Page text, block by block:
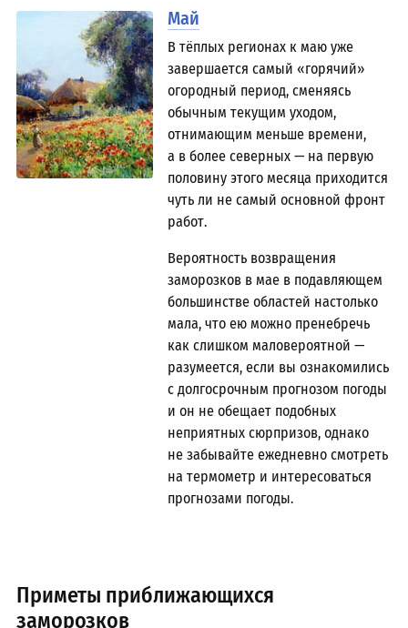
Май
В тёплых регионах к маю уже
завершается самый «горячий»
огородный период, сменяясь
обычным текущим уходом,
отнимающим меньше времени,
а в более северных — на первую
половину этого месяца приходится
чуть ли не самый основной фронт
работ.
Вероятность возвращения
заморозков в мае в подавляющем
большинстве областей настолько
мала, что ею можно пренебречь
как слишком маловероятной —
разумеется, если вы ознакомились
с долгосрочным прогнозом погоды
и он не обещает подобных
неприятных сюрпризов, однако
не забывайте ежедневно смотреть
на термометр и интересоваться
прогнозами погоды.
Приметы приближающихся
заморозков